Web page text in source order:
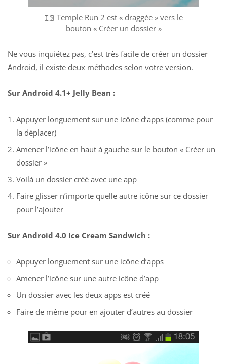
Temple Run 2 est « draggée » vers le
bouton « Créer un dossier »
Ne vous inquiétez pas, c’est très facile de créer un dossier
Android, il existe deux méthodes selon votre version.
Sur Android 4.1+ Jelly Bean :
Appuyer longuement sur une icône d’apps (comme pour
la déplacer)
Amener l’icône en haut à gauche sur le bouton « Créer un
dossier »
Voilà un dossier créé avec une app
Faire glisser n’importe quelle autre icône sur ce dossier
pour l’ajouter
Sur Android 4.0 Ice Cream Sandwich :
Appuyer longuement sur une icône d’apps
Amener l’icône sur une autre icône d’app
Un dossier avec les deux apps est créé
Faire de même pour en ajouter d’autres au dossier